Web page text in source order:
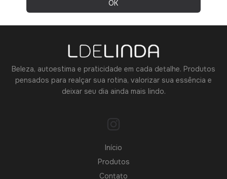
Beleza, autoestima e praticidade em cada detalhe. Produtos
pensados para realçar sua rotina, valorizar sua essência e
deixar seu dia ainda mais lindo.
Início
Produtos
Contato